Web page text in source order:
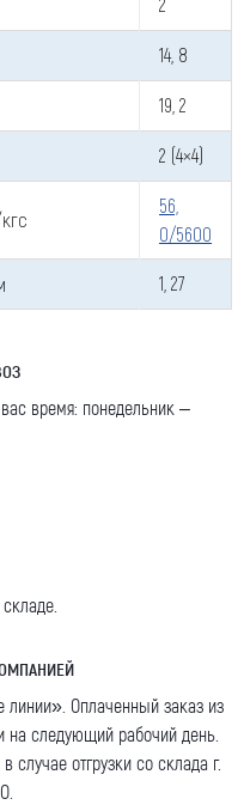
14, 8
19, 2
2 (4×4)
56,
0/5600
1, 27
время: понедельник –
линии». Оплаченный заказ из
на следующий рабочий день.
случае отгрузки со склада г.
(обязательно)
моих персональных